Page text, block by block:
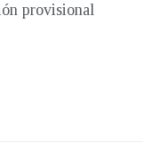
provisional